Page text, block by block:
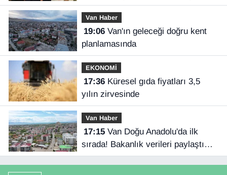
imzaladı
Van Haber
19:06Van'ın geleceği doğru kent
planlamasında
EKONOMİ
17:36Küresel gıda fiyatları 3,5
yılın zirvesinde
Van Haber
17:15Van Doğu Anadolu'da ilk
sırada! Bakanlık verileri paylaştı…